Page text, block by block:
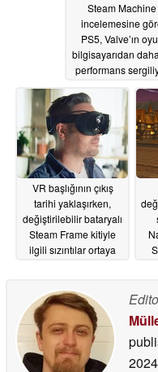
Steam Machine
incelemesine
PS5, Valve’ın
bilgisayarıdan
performans
06/23/2026
VR başlığının çıkış
tarihi yaklaşırken,
değiştirilebilir bataryalı
Steam Frame kitiyle
ilgili sızıntılar ortaya
2024